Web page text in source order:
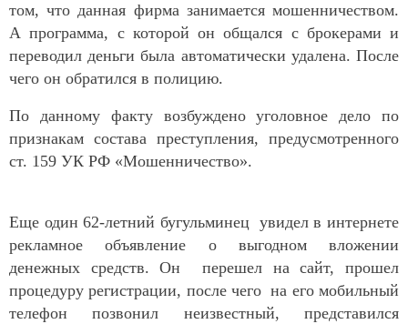
том, что данная фирма занимается мошенничеством.
А программа, с которой он общался с брокерами и
переводил деньги была автоматически удалена. После
чего он обратился в полицию.
По данному факту возбуждено уголовное дело по
признакам состава преступления, предусмотренного
ст. 159 УК РФ «Мошенничество».
Еще один 62-летний бугульминец увидел в интернете
рекламное объявление о выгодном вложении
денежных средств. Он перешел на сайт, прошел
процедуру регистрации, после чего на его мобильный
телефон позвонил неизвестный, представился